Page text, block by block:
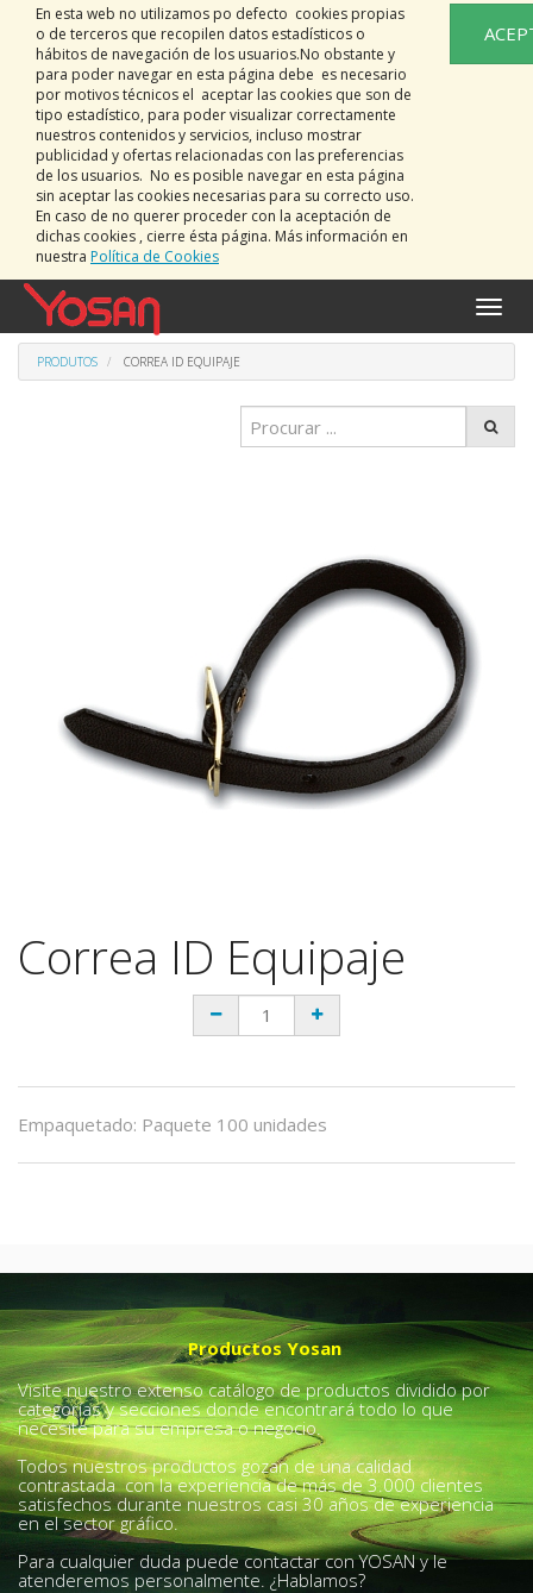
En esta web no utilizamos po defecto cookies propias
o de terceros que recopilen datos estadísticos o
hábitos de navegación de los usuarios.No obstante y
para poder navegar en esta página debe es necesario
por motivos técnicos el aceptar las cookies que son de
tipo estadístico, para poder visualizar correctamente
nuestros contenidos y servicios, incluso mostrar
publicidad y ofertas relacionadas con las preferencias
de los usuarios. No es posible navegar en esta página
sin aceptar las cookies necesarias para su correcto uso.
En caso de no querer proceder con la aceptación de
dichas cookies , cierre ésta página. Más información en
nuestra Política de Cookies
PRODUTOS CORREA ID EQUIPAJE
Correa ID Equipaje
Empaquetado: Paquete 100 unidades
Productos Yosan
Visite nuestro extenso catálogo de productos dividido por
categorías y secciones donde encontrará todo lo que
necesite para su empresa o negocio.
Todos nuestros productos gozan de una calidad
contrastada con la experiencia de más de 3.000 clientes
satisfechos durante nuestros casi 30 años de experiencia
en el sector gráfico.
Para cualquier duda puede contactar con YOSAN y le
atenderemos personalmente. ¿Hablamos?